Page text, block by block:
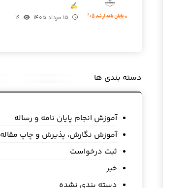
۱۵ مرداد ۱۴۰۵ ۱۶
دسته بندی ها
آموزش انجام پایان نامه و رساله
آموزش نگارش، پذیرش و چاپ مقاله
ثبت درخواست
خبر
دسته بندی نشده